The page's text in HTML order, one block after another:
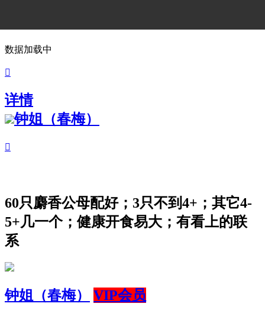
数据加载中

详情
钟姐（春梅）

60只麝香公母配好；3只不到4+；其它4-
5+几一个；健康开食易大；有看上的联
系
钟姐（春梅） VIP会员